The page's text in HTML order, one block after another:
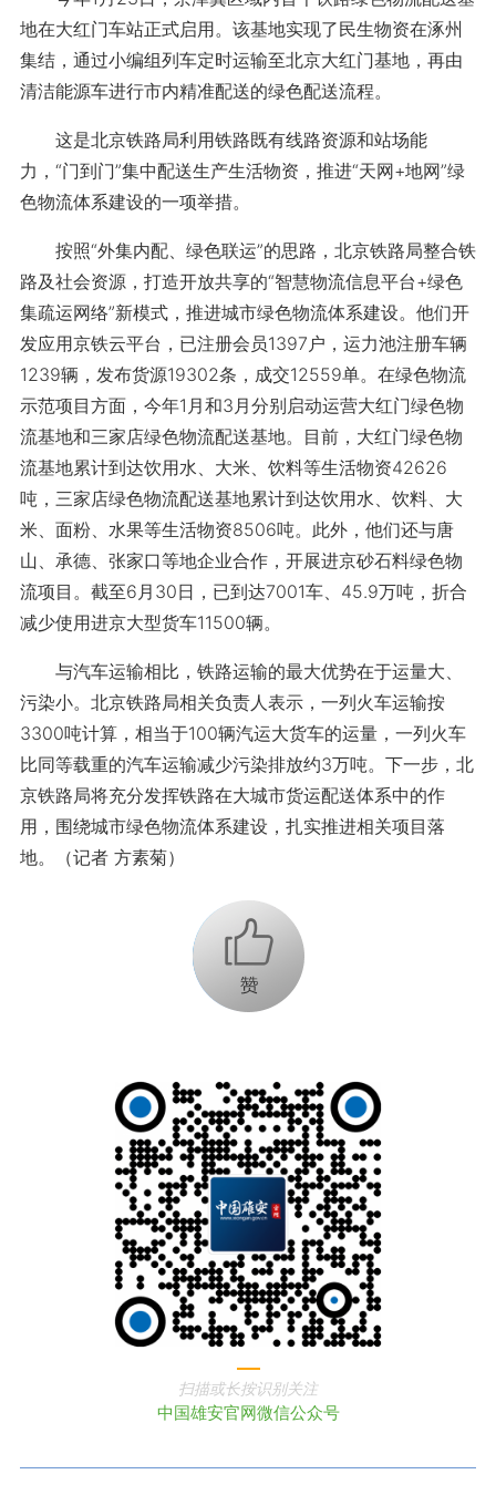
地在大红门车站正式启用。该基地实现了民生物资在涿州
集结，通过小编组列车定时运输至北京大红门基地，再由
清洁能源车进行市内精准配送的绿色配送流程。
这是北京铁路局利用铁路既有线路资源和站场能
力，“门到门”集中配送生产生活物资，推进“天网+地网”绿
色物流体系建设的一项举措。
按照“外集内配、绿色联运”的思路，北京铁路局整合铁
路及社会资源，打造开放共享的“智慧物流信息平台+绿色
集疏运网络”新模式，推进城市绿色物流体系建设。他们开
发应用京铁云平台，已注册会员1397户，运力池注册车辆
1239辆，发布货源19302条，成交12559单。在绿色物流
示范项目方面，今年1月和3月分别启动运营大红门绿色物
流基地和三家店绿色物流配送基地。目前，大红门绿色物
流基地累计到达饮用水、大米、饮料等生活物资42626
吨，三家店绿色物流配送基地累计到达饮用水、饮料、大
米、面粉、水果等生活物资8506吨。此外，他们还与唐
山、承德、张家口等地企业合作，开展进京砂石料绿色物
流项目。截至6月30日，已到达7001车、45.9万吨，折合
减少使用进京大型货车11500辆。
与汽车运输相比，铁路运输的最大优势在于运量大、
污染小。北京铁路局相关负责人表示，一列火车运输按
3300吨计算，相当于100辆汽运大货车的运量，一列火车
比同等载重的汽车运输减少污染排放约3万吨。下一步，北
京铁路局将充分发挥铁路在大城市货运配送体系中的作
用，围绕城市绿色物流体系建设，扎实推进相关项目落
地。（记者 方素菊）
+1
扫描或长按识别关注
中国雄安官网微信公众号